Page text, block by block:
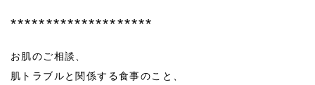
********************
お肌のご相談、
肌トラブルと関係する食事のこと、